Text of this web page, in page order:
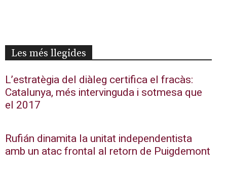
Les més llegides
L’estratègia del diàleg certifica el fracàs:
Catalunya, més intervinguda i sotmesa que
el 2017
Rufián dinamita la unitat independentista
amb un atac frontal al retorn de Puigdemont